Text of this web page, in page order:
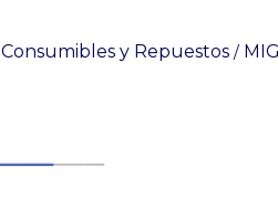
Consumibles y Repuestos / MIG